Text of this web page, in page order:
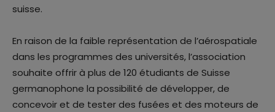
suisse.
En raison de la faible représentation de l’aérospatiale
dans les programmes des universités, l’association
souhaite offrir à plus de 120 étudiants de Suisse
germanophone la possibilité de développer, de
concevoir et de tester des fusées et des moteurs de